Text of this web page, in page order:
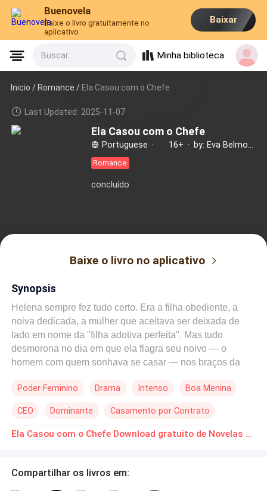
Buenovela
Baixe o livro gratuitamente no
aplicativo
Baixar
Buscar... Minha biblioteca
Inicio /Romance / Ela Casou com o Chefe
Last Updated: 2025-11-07
Ela Casou com o Chefe
Portuguese · 16+ ·
Romance
concluído
Baixe o livro no aplicativo
Synopsis
Helena sempre fez tudo certo. Era a filha obediente, a
noiva dedicada, a mulher que aceitava ser deixada de
lado em nome da "filha adotiva perfeita". Mas tudo
desmorona no dia em que ela flagra seu noivo — o
homem com quem sonhava se casar — nos braços da
amava e humilhada pela própria família, Helena decide
com uma proposta ousada: se casar com o homem mais
poderoso que conhece... seu chefe. Ele é frio, milionário
conveniência logo se transforma em algo muito mais
Poder Feminino Drama Intenso Boa Menina
CEO Dominante Casamento por Contrato
Casamento Relâmpago Romance no Trabalho Ela Casou com o Chefe Download gratuito de Novelas Online em PDF
Compartilhar os livros em: